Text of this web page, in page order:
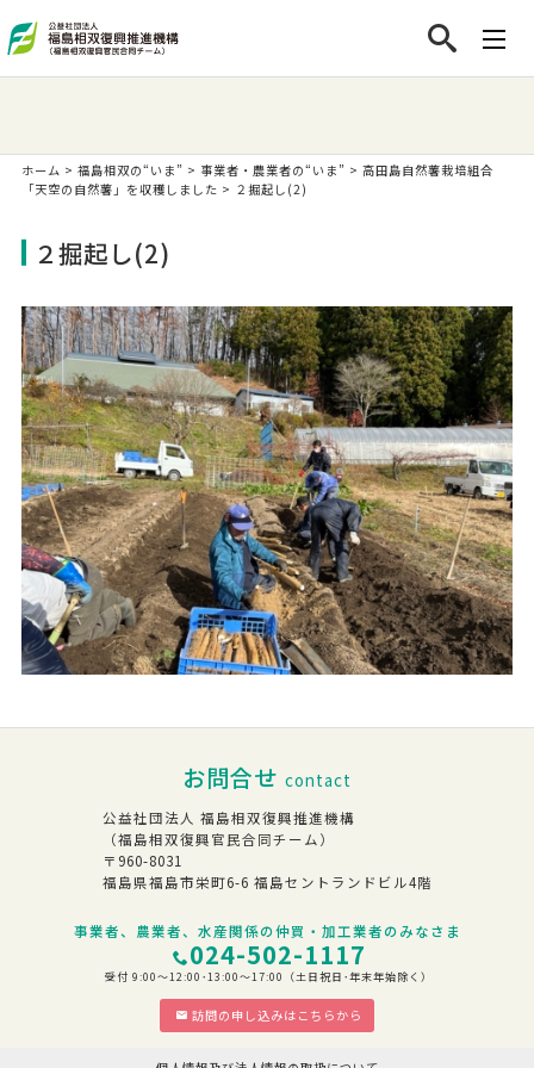
ホーム > 福島相双の“いま” > 事業者・農業者の“いま” > 高田島自然薯栽培組合
「天空の自然薯」を収穫しました > ２掘起し(2)
２掘起し(2)
お問合せ contact
公益社団法人 福島相双復興推進機構
（福島相双復興官民合同チーム）
〒960-8031
福島県福島市栄町6-6 福島セントランドビル4階
事業者、農業者、水産関係の仲買・加工業者のみなさま
024-502-1117
受付 9:00～12:00･13:00～17:00（土日祝日･年末年始除く）
訪問の申し込みはこちらから